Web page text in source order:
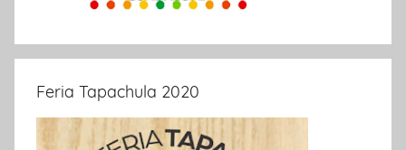
Feria Tapachula 2020